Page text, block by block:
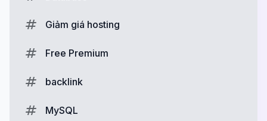
Giảm giá hosting
Free Premium
backlink
MySQL